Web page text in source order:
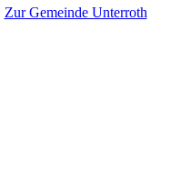
Zur Gemeinde Unterroth